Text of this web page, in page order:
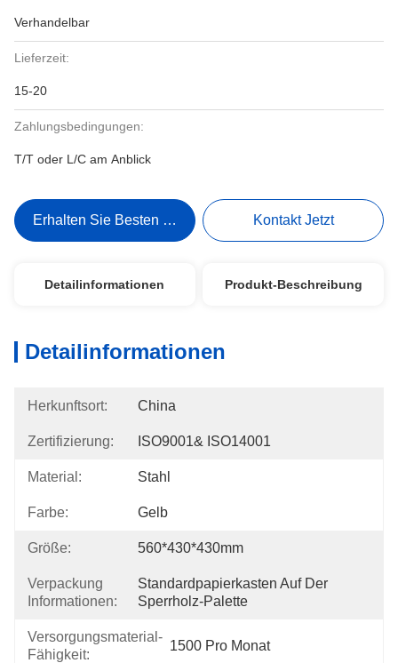
Verhandelbar
Lieferzeit:
15-20
Zahlungsbedingungen:
T/T oder L/C am Anblick
Erhalten Sie Besten Preis Kontakt Jetzt
Detailinformationen Produkt-Beschreibung
Detailinformationen
Herkunftsort: China
Zertifizierung: ISO9001& ISO14001
Material: Stahl
Farbe: Gelb
Größe: 560*430*430mm
Verpackung
Informationen:
Standardpapierkasten Auf Der
Sperrholz-Palette
Versorgungsmaterial-
Fähigkeit:
1500 Pro Monat